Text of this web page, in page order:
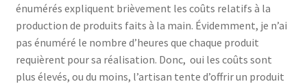
énumérés expliquent brièvement les coûts relatifs à la
production de produits faits à la main. Évidemment, je n’ai
pas énuméré le nombre d’heures que chaque produit
requièrent pour sa réalisation. Donc, oui les coûts sont
plus élevés, ou du moins, l’artisan tente d’offrir un produit